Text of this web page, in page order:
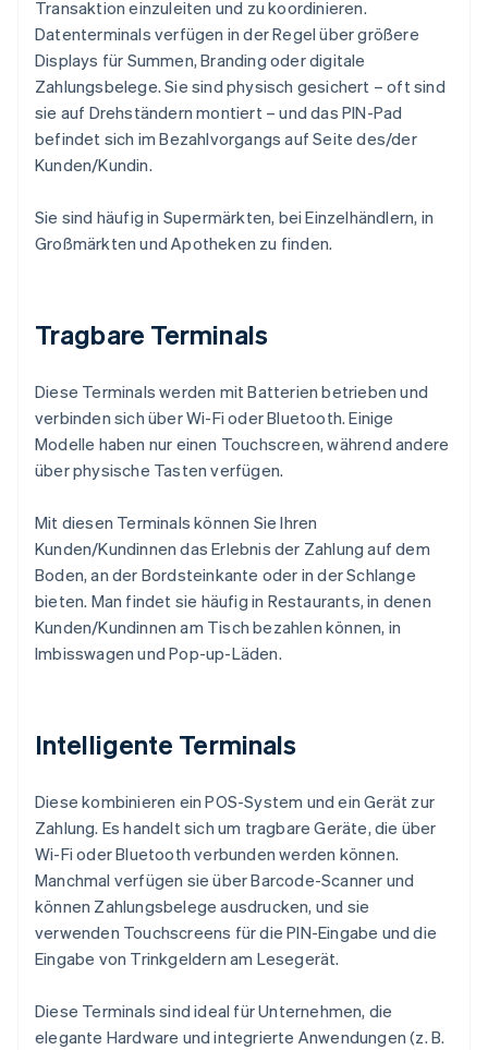
Transaktion einzuleiten und zu koordinieren.
Datenterminals verfügen in der Regel über größere
Displays für Summen, Branding oder digitale
Zahlungsbelege. Sie sind physisch gesichert – oft sind
sie auf Drehständern montiert – und das PIN-Pad
befindet sich im Bezahlvorgangs auf Seite des/der
Kunden/Kundin.
Sie sind häufig in Supermärkten, bei Einzelhändlern, in
Großmärkten und Apotheken zu finden.
Tragbare Terminals
Diese Terminals werden mit Batterien betrieben und
verbinden sich über Wi-Fi oder Bluetooth. Einige
Modelle haben nur einen Touchscreen, während andere
über physische Tasten verfügen.
Mit diesen Terminals können Sie Ihren
Kunden/Kundinnen das Erlebnis der Zahlung auf dem
Boden, an der Bordsteinkante oder in der Schlange
bieten. Man findet sie häufig in Restaurants, in denen
Kunden/Kundinnen am Tisch bezahlen können, in
Imbisswagen und Pop-up-Läden.
Intelligente Terminals
Diese kombinieren ein POS-System und ein Gerät zur
Zahlung. Es handelt sich um tragbare Geräte, die über
Wi-Fi oder Bluetooth verbunden werden können.
Manchmal verfügen sie über Barcode-Scanner und
können Zahlungsbelege ausdrucken, und sie
verwenden Touchscreens für die PIN-Eingabe und die
Eingabe von Trinkgeldern am Lesegerät.
Diese Terminals sind ideal für Unternehmen, die
elegante Hardware und integrierte Anwendungen (z. B.